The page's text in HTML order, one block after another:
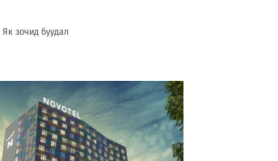
зочид буудал